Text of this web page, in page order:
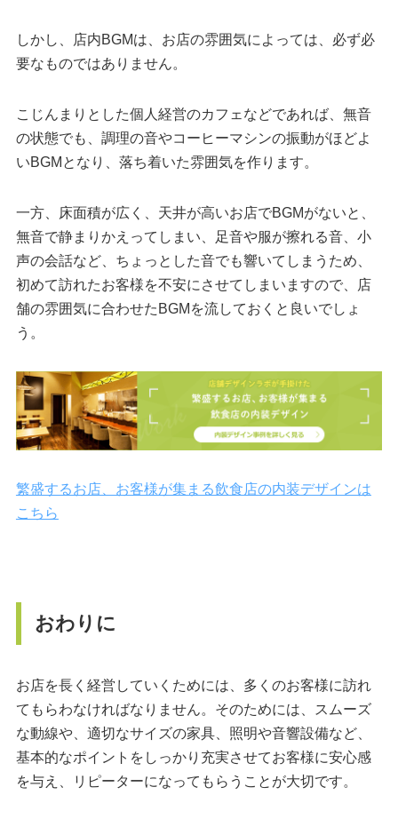
しかし、店内BGMは、お店の雰囲気によっては、必ず必
要なものではありません。
こじんまりとした個人経営のカフェなどであれば、無音
の状態でも、調理の音やコーヒーマシンの振動がほどよ
いBGMとなり、落ち着いた雰囲気を作ります。
一方、床面積が広く、天井が高いお店でBGMがないと、
無音で静まりかえってしまい、足音や服が擦れる音、小
声の会話など、ちょっとした音でも響いてしまうため、
初めて訪れたお客様を不安にさせてしまいますので、店
舗の雰囲気に合わせたBGMを流しておくと良いでしょ
う。
繁盛するお店、お客様が集まる飲食店の内装デザインは
こちら
おわりに
お店を長く経営していくためには、多くのお客様に訪れ
てもらわなければなりません。そのためには、スムーズ
な動線や、適切なサイズの家具、照明や音響設備など、
基本的なポイントをしっかり充実させてお客様に安心感
を与え、リピーターになってもらうことが大切です。